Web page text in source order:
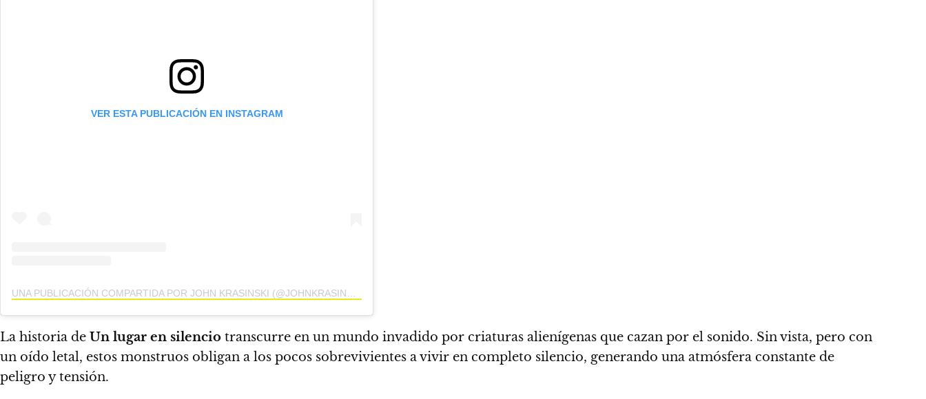
VER ESTA PUBLICACIÓN EN INSTAGRAM
UNA PUBLICACIÓN COMPARTIDA POR JOHN KRASINSKI (@JOHNKRASINSKI)
La historia de Un lugar en silencio transcurre en un mundo invadido por criaturas alienígenas que cazan por el sonido. Sin vista, pero con
un oído letal, estos monstruos obligan a los pocos sobrevivientes a vivir en completo silencio, generando una atmósfera constante de
peligro y tensión.